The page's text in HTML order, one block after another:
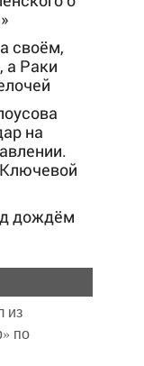
своём,
а Раки
на
дождём
из
по